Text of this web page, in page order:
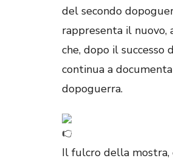
del secondo
rappresenta il nuovo,
che, dopo il
continua a
dopoguerra.
Il fulcro della mostra,